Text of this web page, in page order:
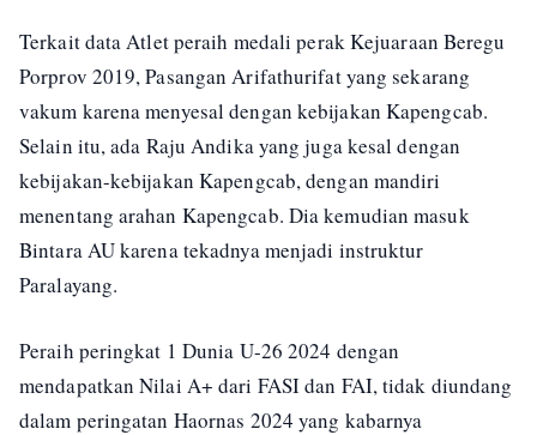
Terkait data Atlet peraih medali perak Kejuaraan Beregu
Porprov 2019, Pasangan Arifathurifat yang sekarang
vakum karena menyesal dengan kebijakan Kapengcab.
Selain itu, ada Raju Andika yang juga kesal dengan
kebijakan-kebijakan Kapengcab, dengan mandiri
menentang arahan Kapengcab. Dia kemudian masuk
Bintara AU karena tekadnya menjadi instruktur
Paralayang.
Peraih peringkat 1 Dunia U-26 2024 dengan
mendapatkan Nilai A+ dari FASI dan FAI, tidak diundang
dalam peringatan Haornas 2024 yang kabarnya